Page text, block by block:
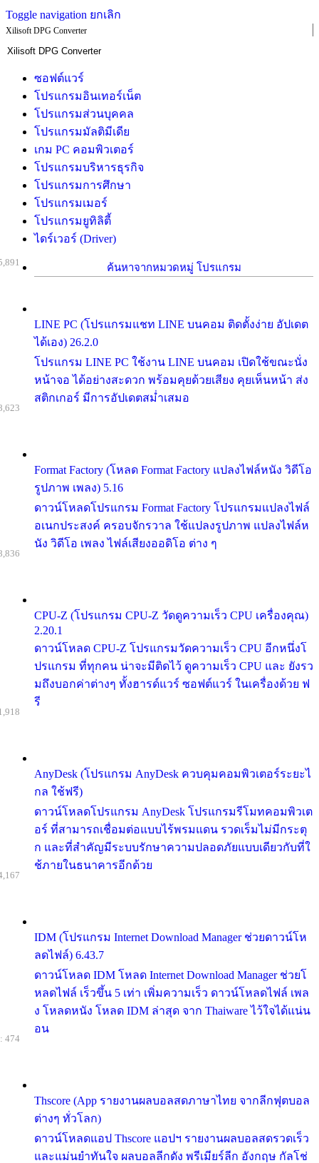
Toggle navigation ยกเลิก
Xilisoft DPG Converter
ซอฟต์แวร์
โปรแกรมอินเทอร์เน็ต
โปรแกรมส่วนบุคคล
โปรแกรมมัลติมีเดีย
เกม PC คอมพิวเตอร์
โปรแกรมบริหารธุรกิจ
โปรแกรมการศึกษา
โปรแกรมเมอร์
โปรแกรมยูทิลิตี้
ไดร์เวอร์ (Driver)
ค้นหาจากหมวดหมู่ โปรแกรม
LINE PC (โปรแกรมแชท LINE บนคอม ติดตั้งง่าย อัปเดต
ได้เอง) 26.2.0
โปรแกรม LINE PC ใช้งาน LINE บนคอม เปิดใช้ขณะนั่ง
หน้าจอ ได้อย่างสะดวก พร้อมคุยด้วยเสียง คุยเห็นหน้า ส่ง
สติกเกอร์ มีการอัปเดตสม่ำเสมอ
Format Factory (โหลด Format Factory แปลงไฟล์หนัง วิดีโอ
รูปภาพ เพลง) 5.16
ดาวน์โหลดโปรแกรม Format Factory โปรแกรมแปลงไฟล์
อเนกประสงค์ ครอบจักรวาล ใช้แปลงรูปภาพ แปลงไฟล์ห
นัง วิดีโอ เพลง ไฟล์เสียงออดิโอ ต่าง ๆ
CPU-Z (โปรแกรม CPU-Z วัดดูความเร็ว CPU เครื่องคุณ)
2.20.1
ดาวน์โหลด CPU-Z โปรแกรมวัดความเร็ว CPU อีกหนึ่งโ
ปรแกรม ที่ทุกคน น่าจะมีติดไว้ ดูความเร็ว CPU และ ยังรว
มถึงบอกค่าต่างๆ ทั้งฮารด์แวร์ ซอฟต์แวร์ ในเครื่องด้วย ฟ
รี
AnyDesk (โปรแกรม AnyDesk ควบคุมคอมพิวเตอร์ระยะไ
กล ใช้ฟรี)
ดาวน์โหลดโปรแกรม AnyDesk โปรแกรมรีโมทคอมพิวเต
อร์ ที่สามารถเชื่อมต่อแบบไร้พรมแดน รวดเร็มไม่มีกระตุ
ก และที่สำคัญมีระบบรักษาความปลอดภัยแบบเดียวกับที่ใ
ช้ภายในธนาคารอีกด้วย
IDM (โปรแกรม Internet Download Manager ช่วยดาวน์โห
ลดไฟล์) 6.43.7
ดาวน์โหลด IDM โหลด Internet Download Manager ช่วยโ
หลดไฟล์ เร็วขึ้น 5 เท่า เพิ่มความเร็ว ดาวน์โหลดไฟล์ เพล
ง โหลดหนัง โหลด IDM ล่าสุด จาก Thaiware ไว้ใจได้แน่น
อน
Thscore (App รายงานผลบอลสดภาษาไทย จากลีกฟุตบอล
ต่างๆ ทั่วโลก)
ดาวน์โหลดแอป Thscore แอปฯ รายงานผลบอลสดรวดเร็ว
และแม่นยำทันใจ ผลบอลลีกดัง พรีเมียร์ลีก อังกฤษ กัลโช่
474